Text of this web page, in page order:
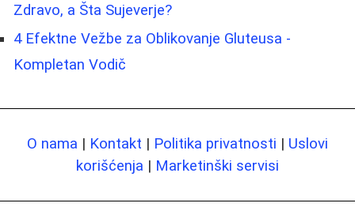
Zdravo, a Šta Sujeverje?
4 Efektne Vežbe za Oblikovanje Gluteusa -
Kompletan Vodič
O nama | Kontakt | Politika privatnosti | Uslovi
korišćenja | Marketinški servisi